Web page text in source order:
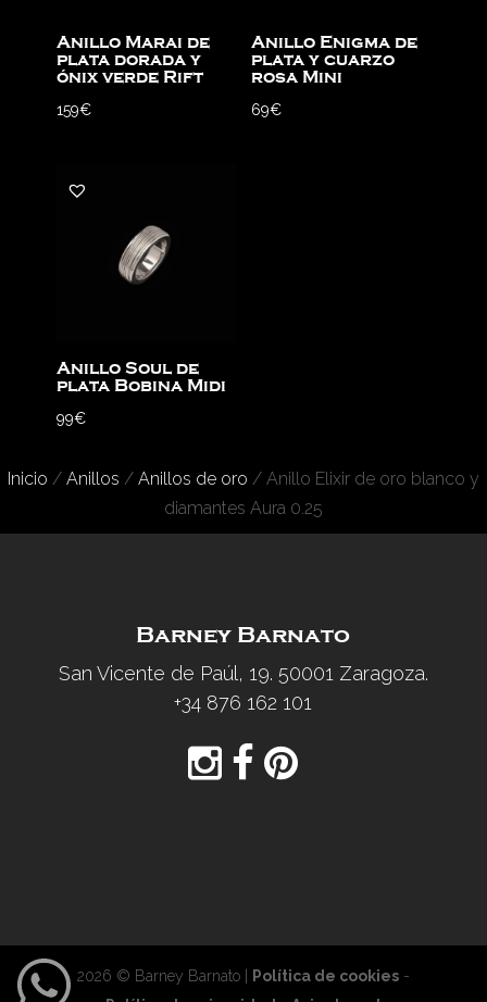
Anillo Marai de
plata dorada y
ónix verde Rift
159€
Anillo Enigma de
plata y cuarzo
rosa Mini
69€
Anillo Soul de
plata Bobina Midi
99€
Inicio / Anillos / Anillos de oro / Anillo Elixir de oro blanco y
diamantes Aura 0.25
Barney Barnato
San Vicente de Paúl, 19. 50001 Zaragoza.
+34 876 162 101
2026 © Barney Barnato | Política de cookies-